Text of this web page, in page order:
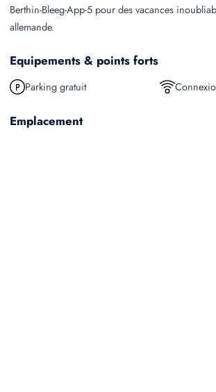
Berthin-Bleeg-App-5 pour des vacances
allemande.
Equipements & points forts
Parking gratuit
Emplacement